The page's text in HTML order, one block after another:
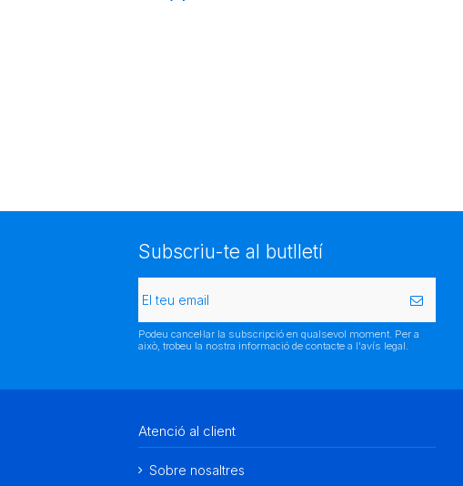
Subscriu-te al butlletí
Podeu cancel·lar la subscripció en qualsevol moment. Per a
això, trobeu la nostra informació de contacte a l'avís legal.
Atenció al client
Sobre nosaltres